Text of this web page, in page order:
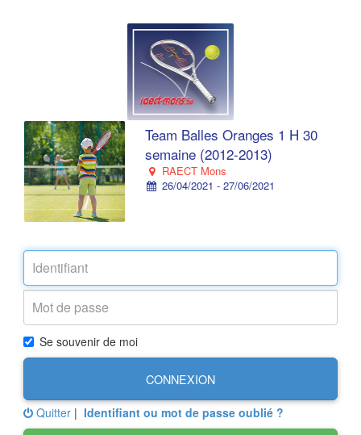
Team Balles Oranges 1 H 30
semaine (2012-2013)
RAECT Mons
26/04/2021 - 27/06/2021
Se souvenir de moi
CONNEXION
Quitter | Identifiant ou mot de passe oublié ?